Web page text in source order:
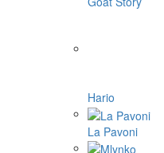
Hario
La Pavoni